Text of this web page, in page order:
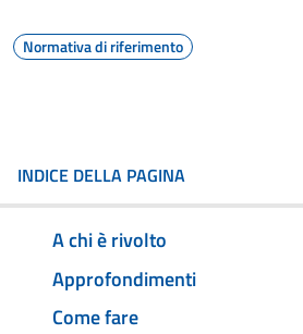
Normativa di riferimento
INDICE DELLA PAGINA
A chi è rivolto
Approfondimenti
Come fare